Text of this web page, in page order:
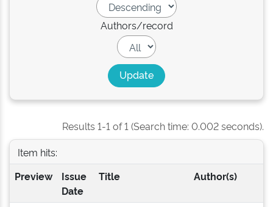
Authors/record
Results 1-1 of 1 (Search time: 0.002 seconds).
Item hits:
Preview
Issue
Date
Title Author(s)